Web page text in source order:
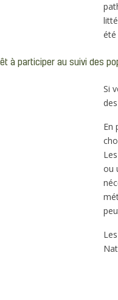
été
à participer au suivi des
Si
En
ou